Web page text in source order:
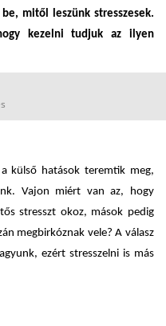
mitől leszünk stresszesek.
kezelni tudjuk az ilyen
külső hatások teremtik meg,
Vajon miért van az, hogy
stresszt okoz, mások pedig
megbirkóznak vele? A válasz
ezért stresszelni is más